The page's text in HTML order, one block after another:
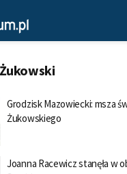
Grodzisk Mazowiecki: msza
Żukowskiego
Joanna Racewicz stanęła w